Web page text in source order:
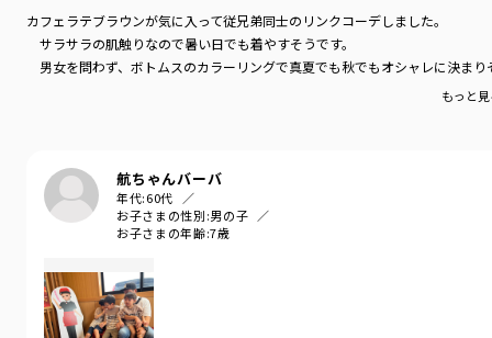
カフェラテブラウンが気に入って従兄弟同士のリンクコーデしました。
サラサラの肌触りなので暑い日でも着やすそうです。
男女を問わず、ボトムスのカラーリングで真夏でも秋でもオシャレに決ま
もっと
航ちゃんバーバ
年代:60代
お子さまの性別:男の子
お子さまの年齢:7歳